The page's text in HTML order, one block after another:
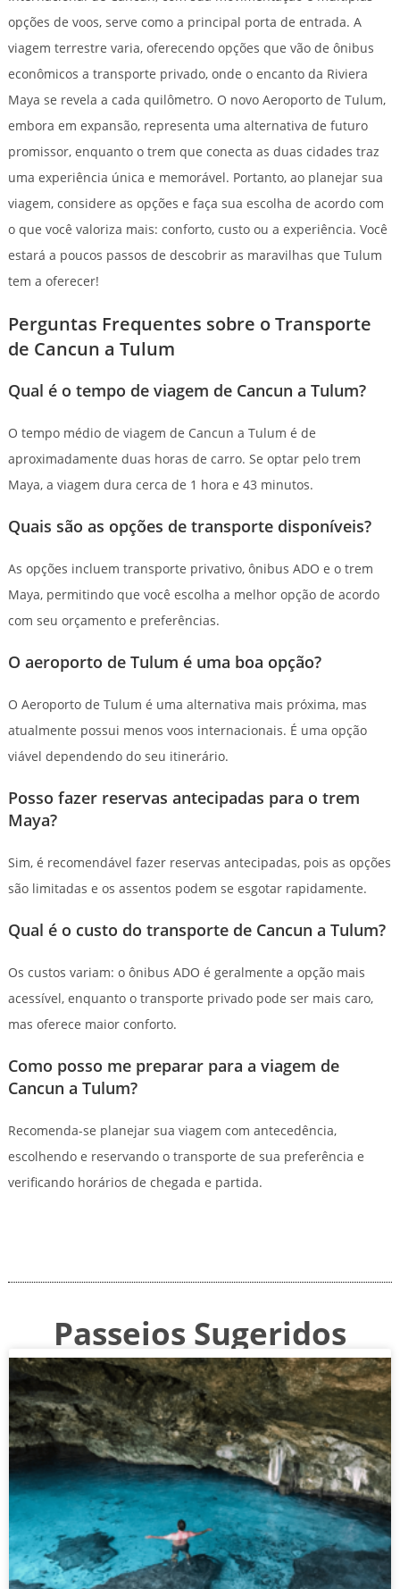
opções de voos, serve como a principal porta de entrada. A
viagem terrestre varia, oferecendo opções que vão de ônibus
econômicos a transporte privado, onde o encanto da Riviera
Maya se revela a cada quilômetro. O novo Aeroporto de Tulum,
embora em expansão, representa uma alternativa de futuro
promissor, enquanto o trem que conecta as duas cidades traz
uma experiência única e memorável. Portanto, ao planejar sua
viagem, considere as opções e faça sua escolha de acordo com
o que você valoriza mais: conforto, custo ou a experiência. Você
estará a poucos passos de descobrir as maravilhas que Tulum
tem a oferecer!
Perguntas Frequentes sobre o Transporte
de Cancun a Tulum
Qual é o tempo de viagem de Cancun a Tulum?
O tempo médio de viagem de Cancun a Tulum é de
aproximadamente duas horas de carro. Se optar pelo trem
Maya, a viagem dura cerca de 1 hora e 43 minutos.
Quais são as opções de transporte disponíveis?
As opções incluem transporte privativo, ônibus ADO e o trem
Maya, permitindo que você escolha a melhor opção de acordo
com seu orçamento e preferências.
O aeroporto de Tulum é uma boa opção?
O Aeroporto de Tulum é uma alternativa mais próxima, mas
atualmente possui menos voos internacionais. É uma opção
viável dependendo do seu itinerário.
Posso fazer reservas antecipadas para o trem
Maya?
Sim, é recomendável fazer reservas antecipadas, pois as opções
são limitadas e os assentos podem se esgotar rapidamente.
Qual é o custo do transporte de Cancun a Tulum?
Os custos variam: o ônibus ADO é geralmente a opção mais
acessível, enquanto o transporte privado pode ser mais caro,
mas oferece maior conforto.
Como posso me preparar para a viagem de
Cancun a Tulum?
Recomenda-se planejar sua viagem com antecedência,
escolhendo e reservando o transporte de sua preferência e
verificando horários de chegada e partida.
Passeios Sugeridos